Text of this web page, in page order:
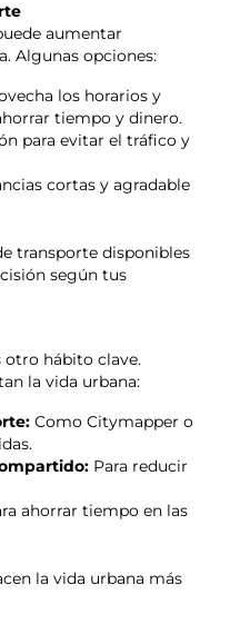
aumentar
Algunas opciones:
los horarios y
tiempo y dinero.
para evitar el tráfico y
cortas y agradable
transporte disponibles
según tus
otro hábito clave.
la vida urbana:
Como Citymapper o
Para reducir
ahorrar tiempo en las
la vida urbana más